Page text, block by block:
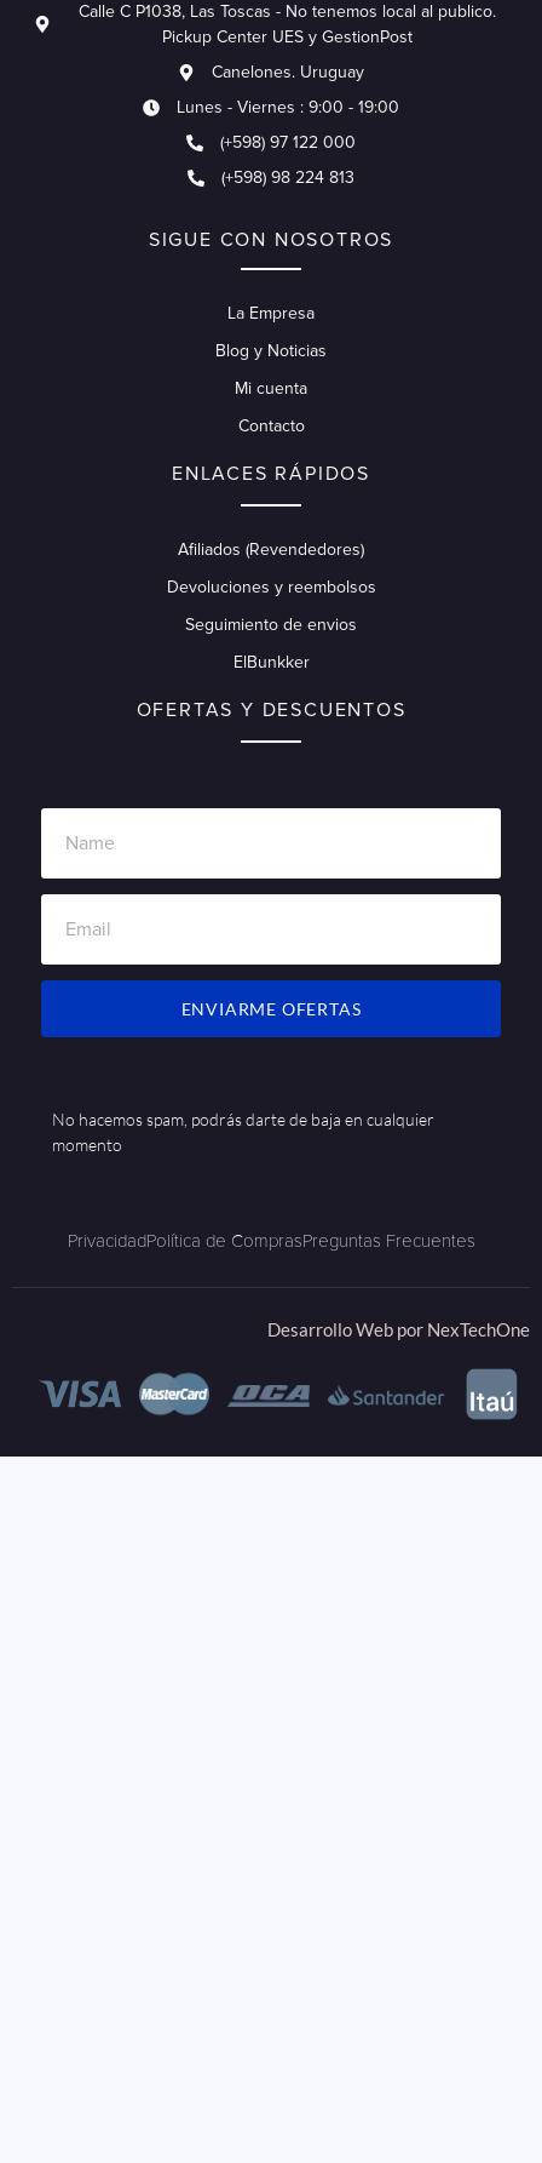
Calle C P1038, Las Toscas - No tenemos local al publico.
Pickup Center UES y GestionPost
Canelones. Uruguay
Lunes - Viernes : 9:00 - 19:00
(+598) 97 122 000
(+598) 98 224 813
SIGUE CON NOSOTROS
La Empresa
Blog y Noticias
Mi cuenta
Contacto
ENLACES RÁPIDOS
Afiliados (Revendedores)
Devoluciones y reembolsos
Seguimiento de envios
ElBunkker
OFERTAS Y DESCUENTOS
ENVIARME OFERTAS
No hacemos spam, podrás darte de baja en cualquier
momento
PrivacidadPolítica de ComprasPreguntas Frecuentes
Desarrollo Web por NexTechOne